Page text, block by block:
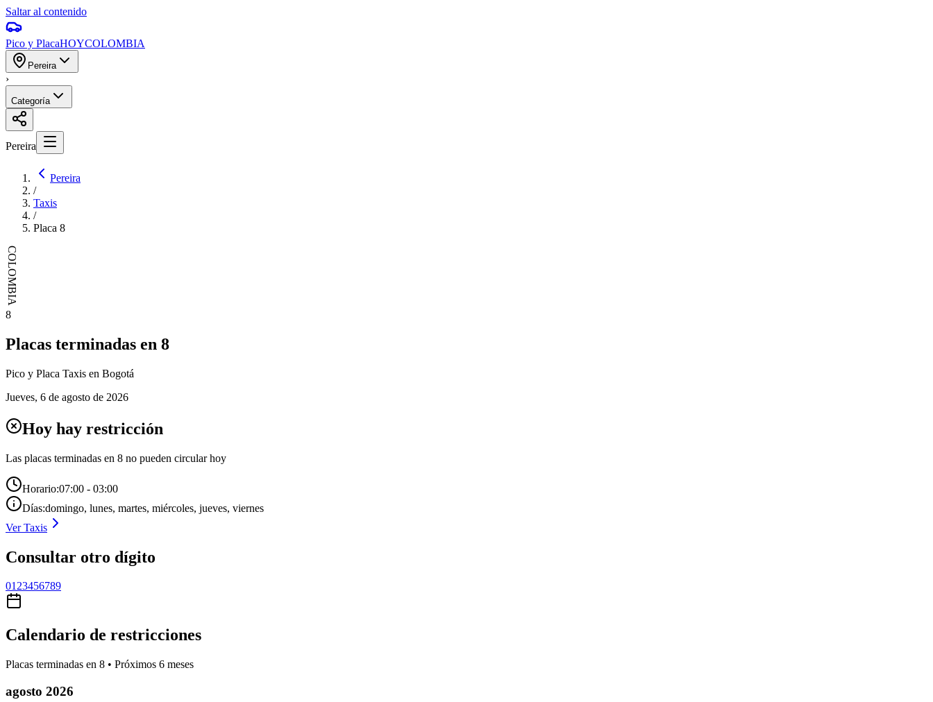
Saltar al contenido
Pico y PlacaHOYCOLOMBIA
Pereira
›
Categoría
Pereira
Pereira
/
Taxis
/
Placa 8
COLOMBIA
8
Placas terminadas en 8
Pico y Placa Taxis en Bogotá
Jueves, 6 de agosto de 2026
Hoy hay restricción
Las placas terminadas en 8 no pueden circular hoy
Horario:07:00 - 03:00
Días:domingo, lunes, martes, miércoles, jueves, viernes
VerTaxis
Consultar otro dígito
0123456789
Calendario de restricciones
Placas terminadas en 8 • Próximos 6 meses
agosto 2026